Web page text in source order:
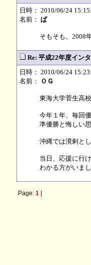
日時： 2010/06/24
名前： ぱ
そもそも、2008
Re: 平成22年度イン
日時： 2010/06/24
名前：
ＯＧ
東海大学菅生高
今年１年、毎回
準優勝と悔しい
沖縄では溌剌と
当日、応援に行
わかる方がいま
Page: 1|